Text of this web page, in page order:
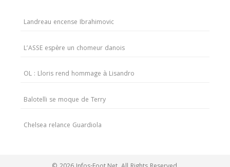
Landreau encense Ibrahimovic
L’ASSE espère un chomeur danois
OL : Lloris rend hommage à Lisandro
Balotelli se moque de Terry
Chelsea relance Guardiola